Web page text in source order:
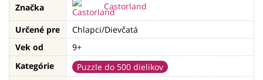
Značka
Castorland
Určené pre
Chlapci/Dievčatá
Vek od
9+
Kategórie
Puzzle do 500 dielikov